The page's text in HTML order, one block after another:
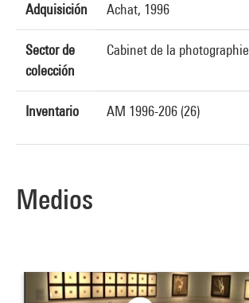
Adquisición Achat, 1996
Sector de
colección
Cabinet de la photographie
Inventario AM 1996-206 (26)
Medios